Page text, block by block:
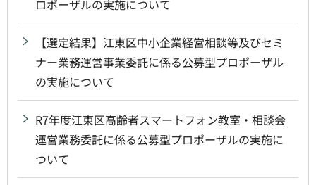
ロポーザルの実施について
【選定結果】江東区中小企業経営相談等及びセミ
ナー業務運営事業委託に係る公募型プロポーザル
の実施について
R7年度江東区高齢者スマートフォン教室・相談会
運営業務委託に係る公募型プロポーザルの実施に
ついて